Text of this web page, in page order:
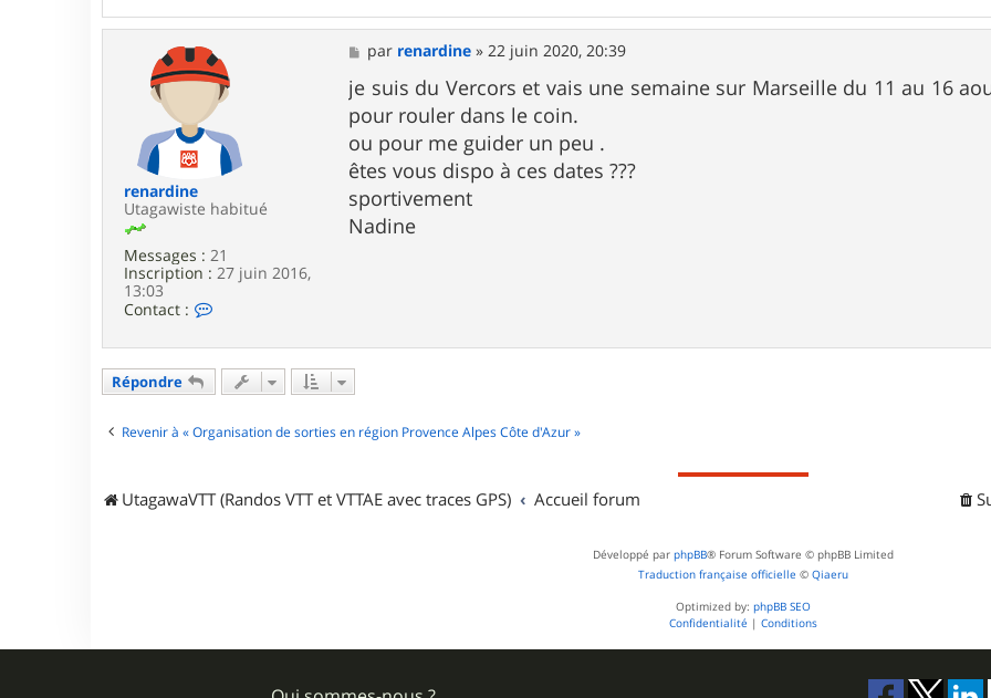
n
t
c
t
e
c
y
c
o
renardine
Utagawiste habitué
Messages : 21
Inscription : 27 juin 2016,
13:03
Contact :
c
e
n
M
e
s
s
a
g
e
par renardine »22 juin 2020, 20:39
je suis du Vercors et vais une semaine sur Marseille du 11 au 16
pour rouler dans le coin.
ou pour me guider un peu .
êtes vous dispo à ces dates ???
sportivement
Nadine
Répondre
Revenir à « Organisation de sorties en région Provence Alpes Côte d'Azur »
UtagawaVTT (Randos VTT et VTTAE avec traces GPS) Accueil forum
Développé par phpBB® Forum Software © phpBB Limited
Traduction française officielle © Qiaeru
Optimized by: phpBB SEO
Confidentialité | Conditions